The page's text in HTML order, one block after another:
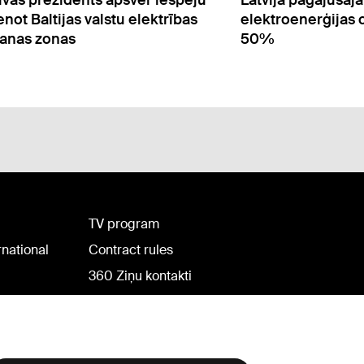
cena kāpa par
prognozē gada
apmērā
TV program
Contract rules
360 Ziņu kontakti